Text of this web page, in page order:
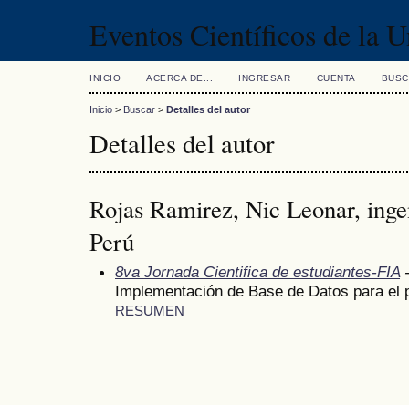
Eventos Científicos de la
INICIO ACERCA DE... INGRESAR CUENTA
Inicio > Buscar > Detalles del autor
Detalles del autor
Rojas Ramirez, Nic Leonar,
Perú
8va Jornada Cientifica de estudiantes-FIA-
Implementación de Base de Datos para
RESUMEN